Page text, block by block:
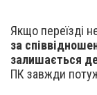
Якщо переїзді
за
залишається
ПК завжди